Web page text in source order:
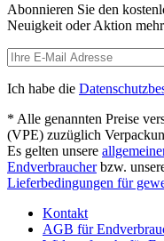
Abonnieren Sie den
Neuigkeit oder Aktion
Ich habe die
* Alle genannten Preise
(VPE) zuzüglich
Es gelten unsere
Endverbraucherbzw.
Lieferbedingungen für
Kontakt
AGB für